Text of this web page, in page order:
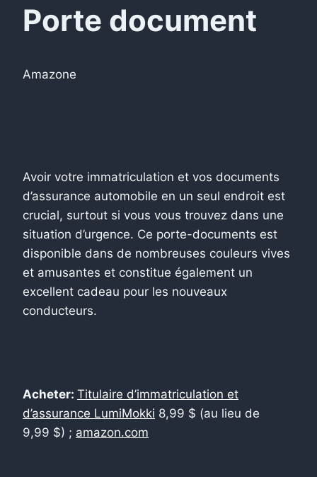
Porte document
Amazone
Avoir votre immatriculation et vos documents
d’assurance automobile en un seul endroit est
crucial, surtout si vous vous trouvez dans une
situation d’urgence. Ce porte-documents est
disponible dans de nombreuses couleurs vives
et amusantes et constitue également un
excellent cadeau pour les nouveaux
conducteurs.
Acheter: Titulaire d’immatriculation et
d’assurance LumiMokki 8,99 $ (au lieu de
9,99 $) ; amazon.com